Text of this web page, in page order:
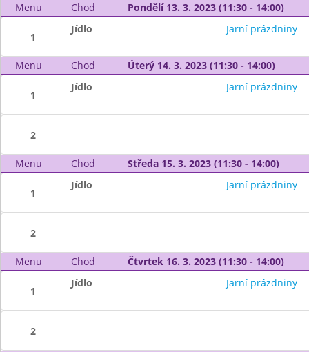
Menu Chod Pondělí 13. 3. 2023 (11:30 - 14:00)
1
Jídlo Jarní prázdniny
Menu Chod Úterý 14. 3. 2023 (11:30 - 14:00)
1
Jídlo Jarní prázdniny
2
Menu Chod Středa 15. 3. 2023 (11:30 - 14:00)
1
Jídlo Jarní prázdniny
2
Menu Chod Čtvrtek 16. 3. 2023 (11:30 - 14:00)
1
Jídlo Jarní prázdniny
2